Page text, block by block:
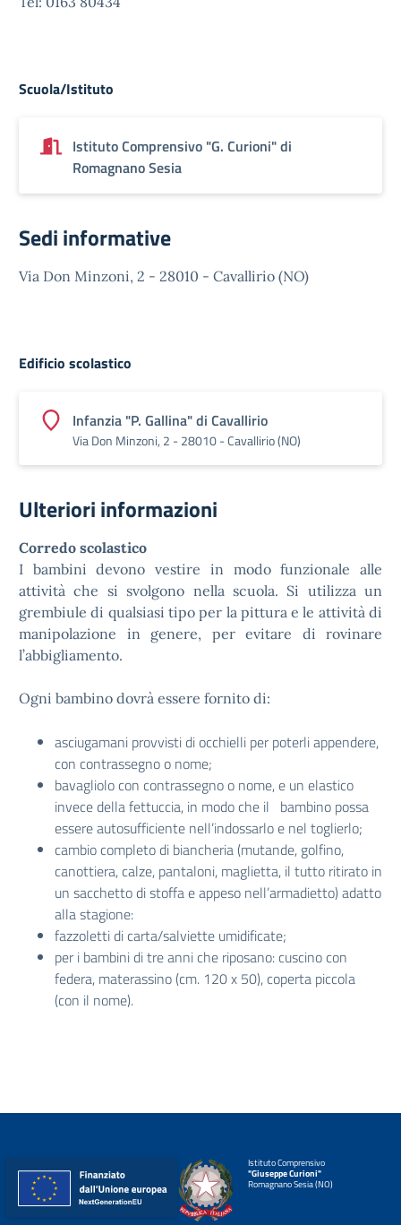
Scuola/Istituto
Istituto Comprensivo "G. Curioni" di
Romagnano Sesia
Sedi informative
Via Don Minzoni, 2 - 28010 - Cavallirio (NO)
Edificio scolastico
Infanzia "P. Gallina" di Cavallirio
Via Don Minzoni, 2 - 28010 - Cavallirio (NO)
Ulteriori informazioni
Corredo scolastico
I bambini devono vestire in modo funzionale alle
attività che si svolgono nella scuola. Si utilizza un
grembiule di qualsiasi tipo per la pittura e le attività di
manipolazione in genere, per evitare di rovinare
l’abbigliamento.
Ogni bambino dovrà essere fornito di:
asciugamani provvisti di occhielli per poterli appendere,
con contrassegno o nome;
bavagliolo con contrassegno o nome, e un elastico
invece della fettuccia, in modo che il bambino possa
essere autosufficiente nell’indossarlo e nel toglierlo;
cambio completo di biancheria (mutande, golfino,
canottiera, calze, pantaloni, maglietta, il tutto ritirato in
un sacchetto di stoffa e appeso nell’armadietto) adatto
alla stagione:
fazzoletti di carta/salviette umidificate;
per i bambini di tre anni che riposano: cuscino con
federa, materassino (cm. 120 x 50), coperta piccola
(con il nome).
Istituto Comprensivo
"Giuseppe Curioni"
Romagnano Sesia (NO)